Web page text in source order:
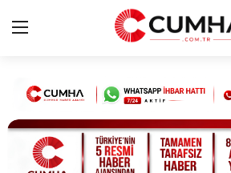
Kurumsal
Cumhurbaşkanlığı